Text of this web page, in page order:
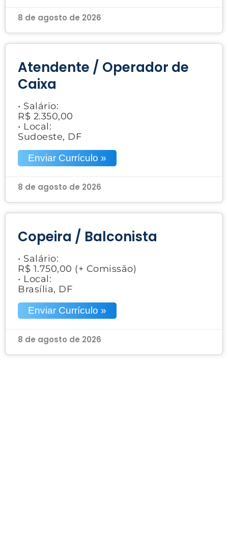
8 de agosto de 2026
Atendente / Operador de
Caixa
• Salário:
R$ 2.350,00
• Local:
Sudoeste, DF
Enviar Currículo »
8 de agosto de 2026
Copeira / Balconista
• Salário:
R$ 1.750,00 (+ Comissão)
• Local:
Brasília, DF
Enviar Currículo »
8 de agosto de 2026